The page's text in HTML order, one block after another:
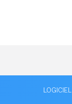
LOGICIEL